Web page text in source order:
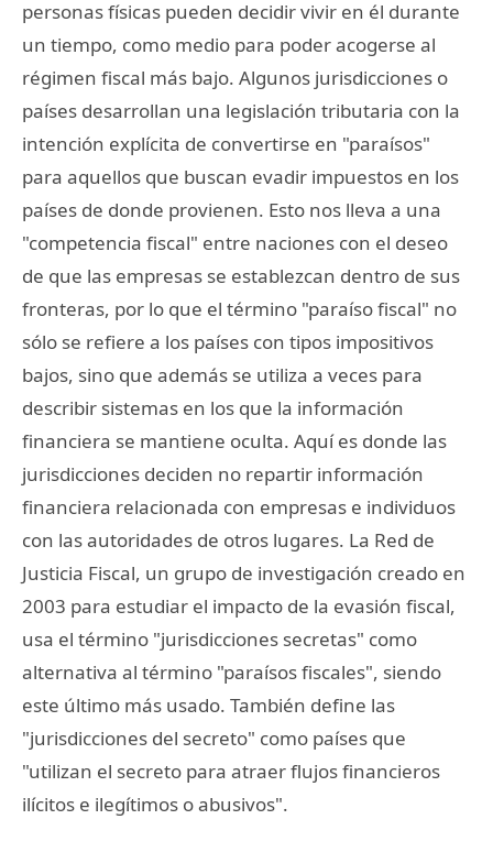
personas físicas pueden decidir vivir en él durante
un tiempo, como medio para poder acogerse al
régimen fiscal más bajo. Algunos jurisdicciones o
países desarrollan una legislación tributaria con la
intención explícita de convertirse en "paraísos"
para aquellos que buscan evadir impuestos en los
países de donde provienen. Esto nos lleva a una
"competencia fiscal" entre naciones con el deseo
de que las empresas se establezcan dentro de sus
fronteras, por lo que el término "paraíso fiscal" no
sólo se refiere a los países con tipos impositivos
bajos, sino que además se utiliza a veces para
describir sistemas en los que la información
financiera se mantiene oculta. Aquí es donde las
jurisdicciones deciden no repartir información
financiera relacionada con empresas e individuos
con las autoridades de otros lugares. La Red de
Justicia Fiscal, un grupo de investigación creado en
2003 para estudiar el impacto de la evasión fiscal,
usa el término "jurisdicciones secretas" como
alternativa al término "paraísos fiscales", siendo
este último más usado. También define las
"jurisdicciones del secreto" como países que
"utilizan el secreto para atraer flujos financieros
ilícitos e ilegítimos o abusivos".